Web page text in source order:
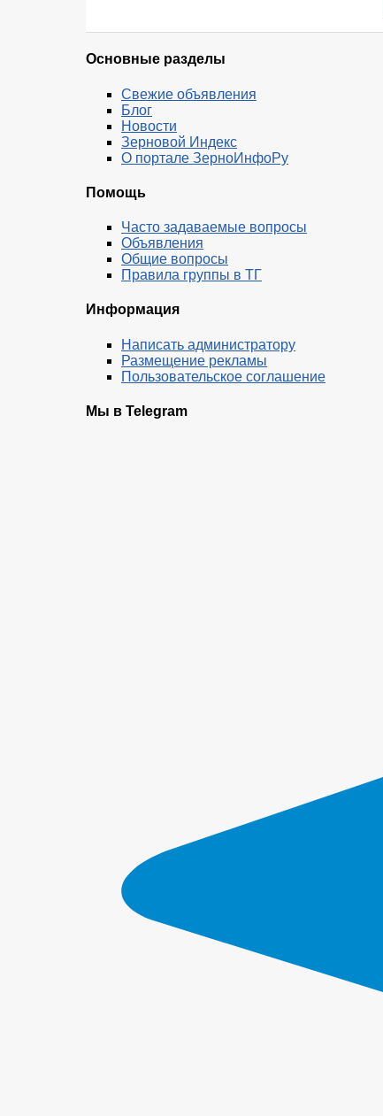
Основные разделы
Свежие объявления
Блог
Новости
Зерновой Индекс
О портале ЗерноИнфоРу
Помощь
Часто задаваемые вопросы
Объявления
Общие вопросы
Правила группы в ТГ
Информация
Написать администратору
Размещение рекламы
Пользовательское соглашение
Мы в Telegram